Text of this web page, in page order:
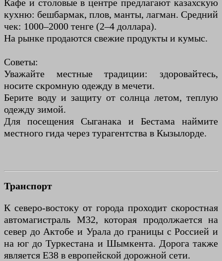
Кафе и столовые в центре предлагают казахскую
кухню: бешбармак, плов, манты, лагман. Средний
чек: 1000–2000 тенге (2–4 доллара).
На рынке продаются свежие продукты и кумыс.
Советы:
Уважайте местные традиции: здоровайтесь,
носите скромную одежду в мечети.
Берите воду и защиту от солнца летом, теплую
одежду зимой.
Для посещения Сыганака и Бестама наймите
местного гида через турагентства в Кызылорде.
Транспорт
К северо-востоку от города проходит скоростная
автомагистраль М32, которая продолжается на
север до Актобе и Урала до границы с Россией и
на юг до Туркестана и Шымкента. Дорога также
является E38 в европейской дорожной сети.